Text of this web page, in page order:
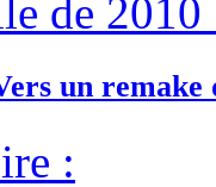
un remake